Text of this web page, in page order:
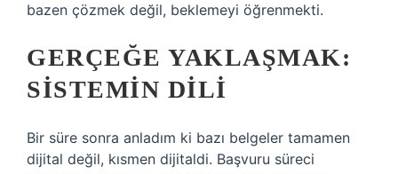
bazen çözmek değil, beklemeyi öğrenmekti.
GERÇEĞE YAKLAŞMAK:
SISTEMIN DILI
Bir süre sonra anladım ki bazı belgeler tamamen
dijital değil, kısmen dijitaldi. Başvuru süreci